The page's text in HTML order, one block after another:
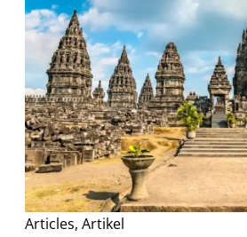
Articles, Artikel